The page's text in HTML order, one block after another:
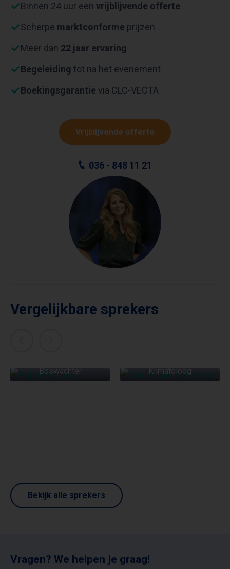
Binnen 24 uur een vrijblijvende offerte
Scherpe marktconforme prijzen
Meer dan 22 jaar ervaring
Begeleiding tot na het evenement
Boekingsgarantie via CLC-VECTA
Vrijblijvende offerte
036 - 848 11 21
Vergelijkbare sprekers
Boswachter Klimatoloog
Bekijk alle sprekers
Vragen? We helpen je graag!